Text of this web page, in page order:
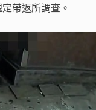
帶返所調查。